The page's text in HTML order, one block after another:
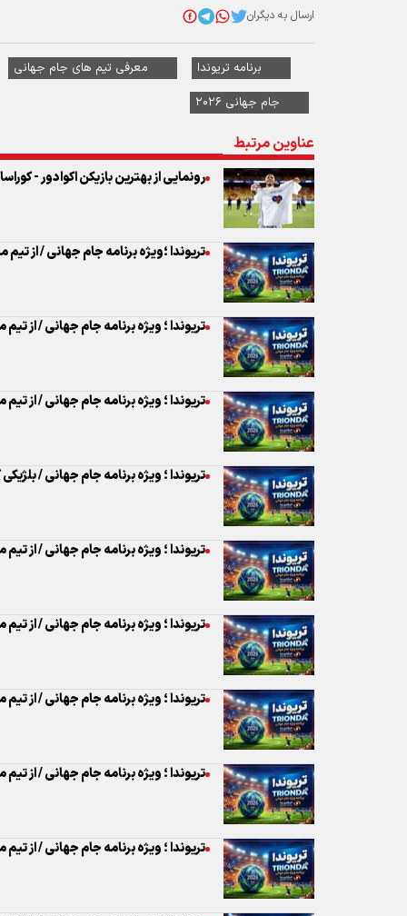
ارسال به دیگران
برنامه تریوندا معرفی تیم های جام جهانی
جام جهانی ۲۰۲۶
عناوین مرتبط
رونمایی از بهترین بازیکن اکوادور -
تریوندا ؛ویژه برنامه جام جهانی / از
تریوندا ؛ ویژه برنامه جام جهانی / از
تریوندا ؛ ویژه برنامه جام جهانی / از
تریوندا ؛ ویژه برنامه جام جهانی /
تریوندا ؛ ویژه برنامه جام جهانی / از
تریوندا ؛ ویژه برنامه جام جهانی / از
تریوندا ؛ ویژه برنامه جام جهانی / از
تریوندا ؛ ویژه برنامه جام جهانی / از
تریوندا ؛ ویژه برنامه جام جهانی / از